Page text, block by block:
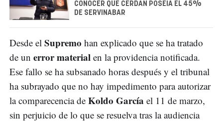
CONOCER QUE CERDÁN POSEÍA EL 45%
DE SERVINABAR
Desde el Supremo han explicado que se ha tratado
de un error material en la providencia notificada.
Ese fallo se ha subsanado horas después y el tribunal
ha subrayado que no hay impedimento para autorizar
la comparecencia de Koldo García el 11 de marzo,
sin perjuicio de lo que se resuelva tras la audiencia